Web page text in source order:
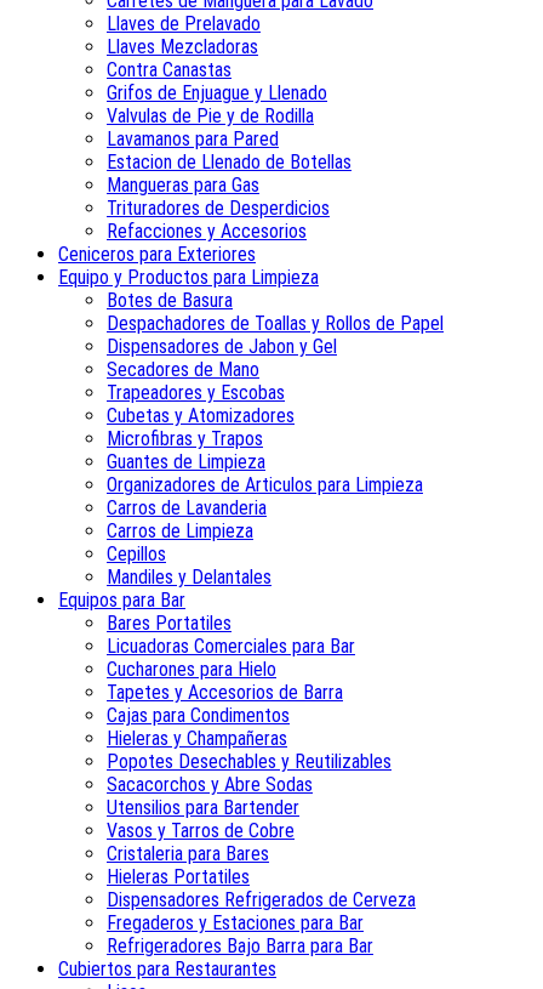
Llaves de Prelavado
Llaves Mezcladoras
Contra Canastas
Grifos de Enjuague y Llenado
Valvulas de Pie y de Rodilla
Lavamanos para Pared
Estacion de Llenado de Botellas
Mangueras para Gas
Trituradores de Desperdicios
Refacciones y Accesorios
Ceniceros para Exteriores
Equipo y Productos para Limpieza
Botes de Basura
Despachadores de Toallas y Rollos de Papel
Dispensadores de Jabon y Gel
Secadores de Mano
Trapeadores y Escobas
Cubetas y Atomizadores
Microfibras y Trapos
Guantes de Limpieza
Organizadores de Articulos para Limpieza
Carros de Lavanderia
Carros de Limpieza
Cepillos
Mandiles y Delantales
Equipos para Bar
Bares Portatiles
Licuadoras Comerciales para Bar
Cucharones para Hielo
Tapetes y Accesorios de Barra
Cajas para Condimentos
Hieleras y Champañeras
Popotes Desechables y Reutilizables
Sacacorchos y Abre Sodas
Utensilios para Bartender
Vasos y Tarros de Cobre
Cristaleria para Bares
Hieleras Portatiles
Dispensadores Refrigerados de Cerveza
Fregaderos y Estaciones para Bar
Refrigeradores Bajo Barra para Bar
Cubiertos para Restaurantes